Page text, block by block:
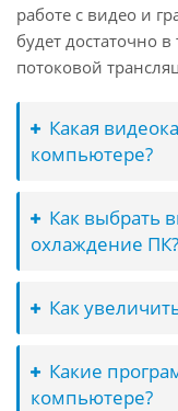
работе с видео и
будет достаточно
потоковой
Какая
компьютере?
Как выбрать
охлаждение ПК?
Как
Какие
компьютере?